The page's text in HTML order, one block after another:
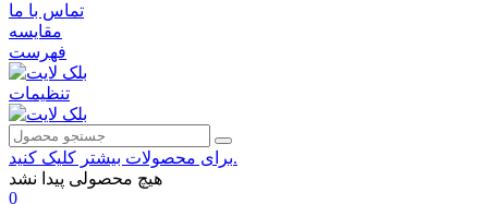
تماس با ما
مقایسه
فهرست
تنظیمات
برای محصولات بیشتر کلیک کنید.
هیچ محصولی پیدا نشد
0